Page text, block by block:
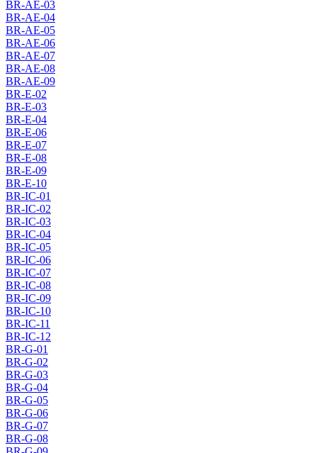
BR-AE-03
BR-AE-04
BR-AE-05
BR-AE-06
BR-AE-07
BR-AE-08
BR-AE-09
BR-E-02
BR-E-03
BR-E-04
BR-E-06
BR-E-07
BR-E-08
BR-E-09
BR-E-10
BR-IC-01
BR-IC-02
BR-IC-03
BR-IC-04
BR-IC-05
BR-IC-06
BR-IC-07
BR-IC-08
BR-IC-09
BR-IC-10
BR-IC-11
BR-IC-12
BR-G-01
BR-G-02
BR-G-03
BR-G-04
BR-G-05
BR-G-06
BR-G-07
BR-G-08